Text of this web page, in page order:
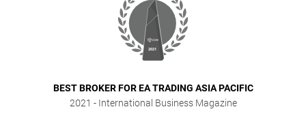
BEST BROKER FOR EA TRADING ASIA PACIFIC
2021 - International Business Magazine